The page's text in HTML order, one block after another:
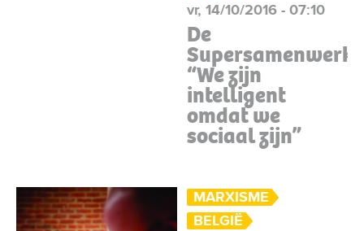
vr, 14/10/2016 - 07:10
De
“We zijn
intelligent
omdat we
sociaal zijn”
MARXISME
BELGIË